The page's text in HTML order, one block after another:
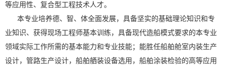
等应用性、复合型工程技术人才。
本专业培养德、智、体全面发展，具备坚实的基础理论知识和专
业知识、获得现场工程师基本训练，具备现代造船模式要求的本专业
领域实际工作所需的基本能力和专业技能；能胜任船舶舱室内装生产
设计，管路生产设计，船舶舾装设备选用，船舶涂装检验的高等应用